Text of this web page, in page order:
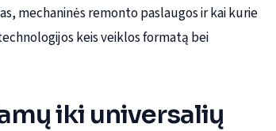
mechaninės remonto paslaugos ir kai kurie
keis veiklos formatą bei
iki universalių